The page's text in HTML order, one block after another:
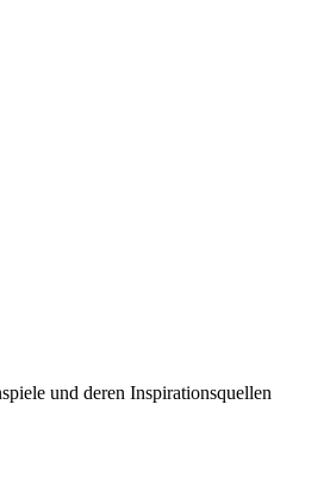
und deren Inspirationsquellen